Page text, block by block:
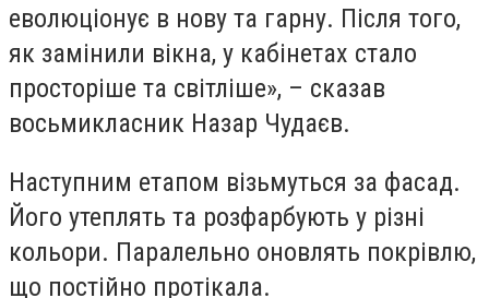
еволюціонує в нову та гарну. Після того,
як замінили вікна, у кабінетах стало
просторіше та світліше», – сказав
восьмикласник Назар Чудаєв.
Наступним етапом візьмуться за фасад.
Його утеплять та розфарбують у різні
кольори. Паралельно оновлять покрівлю,
що постійно протікала.